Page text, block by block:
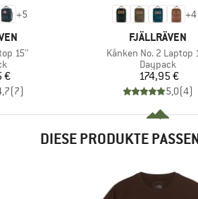
+5
15''
€
(7)
+4
MARKE
FJÄLLRÄVEN
Artikel
Kånken No. 2 Laptop
Produktgruppe
Daypack
Preis
174,95 €
5,0(4)
DIESE PRODUKTE